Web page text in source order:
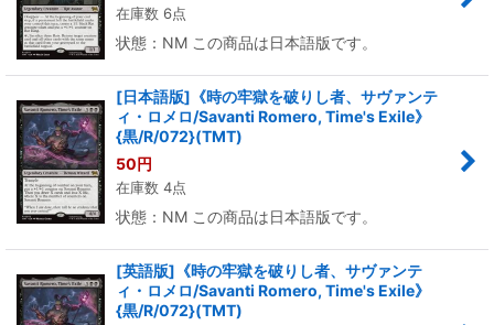
在庫数 6点
状態：NM この商品は日本語版です。
[日本語版]《時の牢獄を破りし者、サヴァンテ
ィ・ロメロ/Savanti Romero, Time's Exile》
{黒/R/072}(TMT)
50円
在庫数 4点
状態：NM この商品は日本語版です。
[英語版]《時の牢獄を破りし者、サヴァンテ
ィ・ロメロ/Savanti Romero, Time's Exile》
{黒/R/072}(TMT)